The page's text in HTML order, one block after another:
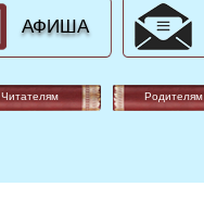
АФИША
Читателям Родителям